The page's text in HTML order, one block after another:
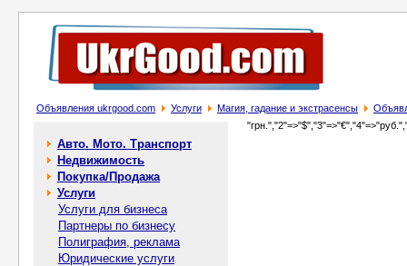
Объявления ukrgood.com Услуги Магия, гадание и экстрасенсы
Авто. Мото. Транспорт
Недвижимость
Покупка/Продажа
Услуги
Услуги для бизнеса
Партнеры по бизнесу
Полиграфия, реклама
Юридические услуги